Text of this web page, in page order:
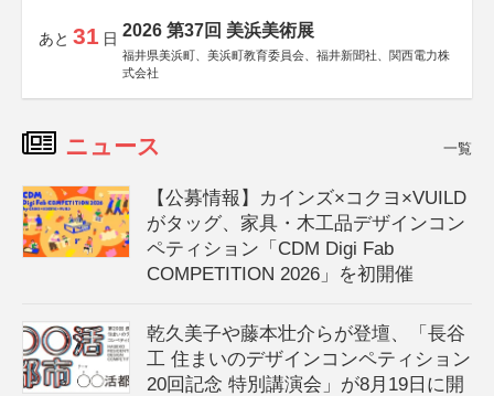
あと 31 日 2026 第37回 美浜美術展
福井県美浜町、美浜町教育委員会、福井新聞社、関西電力株
式会社
ニュース 一覧
【公募情報】カインズ×コクヨ×VUILD
がタッグ、家具・木工品デザインコン
ペティション「CDM Digi Fab
COMPETITION 2026」を初開催
乾久美子や藤本壮介らが登壇、「長谷
工 住まいのデザインコンペティション
20回記念 特別講演会」が8月19日に開